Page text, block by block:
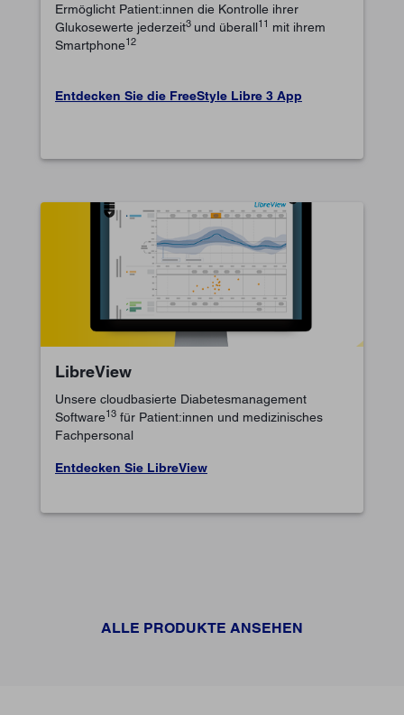
Ermöglicht Patient:innen die Kontrolle ihrer
Glukosewerte jederzeit3 und überall11 mit ihrem
Smartphone12
Entdecken Sie die FreeStyle Libre 3 App
LibreView
Unsere cloudbasierte Diabetesmanagement
Software13 für Patient:innen und medizinisches
Fachpersonal
Entdecken Sie LibreView
ALLE PRODUKTE ANSEHEN